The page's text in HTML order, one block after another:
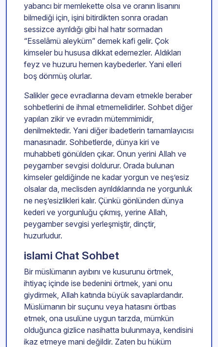
yabancı bir memlekette olsa ve oranın lisanını
bilmediği için, işini bitirdikten sonra oradan
sessizce ayrıldığı gibi hal hatır sormadan
“Esselâmü aleyküm” demek kafi gelir. Çok
kimseler bu hususa dikkat edemezler. Aldıkları
feyz ve huzuru hemen kaybederler. Yani elleri
boş dönmüş olurlar.
Salikler gece evradlarına devam etmekle beraber
sohbetlerini de ihmal etmemelidirler. Sohbet diğer
yapılan zikir ve evradın mütemmimidir,
denilmektedir. Yani diğer ibadetlerin tamamlayıcısı
manasınadır. Sohbetlerde, dünya kiri ve
muhabbeti gönülden çıkar. Onun yerini Allah ve
peygamber sevgisi doldurur. Orada bulunan
kimseler geldiğinde ne kadar yorgun ve neş’esiz
olsalar da, meclisden ayrıldıklarında ne yorgunluk
ne neş’esizlikleri kalır. Çünkü gönlünden dünya
kederi ve yorgunluğu çıkmış, yerine Allah,
peygamber sevgisi yerleşmiştir, dinçtir,
huzurludur.
islami Chat Sohbet
Bir müslümanın ayıbını ve kusurunu örtmek,
ihtiyaç içinde ise bedenini örtmek, yani onu
giydirmek, Allah katında büyük savaplardandır.
Müslümanın bir suçunu veya hatasını örtbas
etmek, ona usulüne uygun tarzda, mümkün
olduğunca gizlice nasihatta bulunmaya, kendisini
ikaz etmeye mani değildir. Zaten bu hüküm